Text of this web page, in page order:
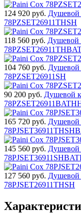
124 920 руб. Душевой
78PZSET26911THSH
118 560 руб. Душевой
104 760 руб. Душевой
78PZSET26911SH
90 200 руб. Душевой
165 720 руб. Душевой
145 560 руб. Душевой
127 560 руб. Душевой
78PJSET26911THSH